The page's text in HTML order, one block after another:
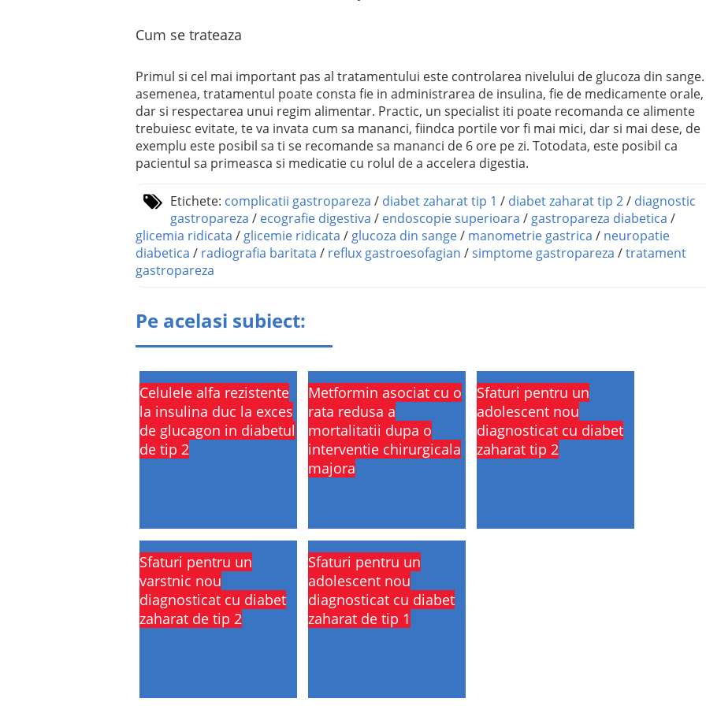
Cum se trateaza
Primul si cel mai important pas al tratamentului este controlarea nivelului de glucoza din
asemenea, tratamentul poate consta fie in administrarea de insulina, fie de medicamente orale,
dar si respectarea unui regim alimentar. Practic, un specialist iti poate recomanda ce alimente
trebuiesc evitate, te va invata cum sa mananci, fiindca portile vor fi mai mici, dar si mai dese, de
exemplu este posibil sa ti se recomande sa mananci de 6 ore pe zi. Totodata, este posibil ca
pacientul sa primeasca si medicatie cu rolul de a accelera digestia.
Etichete: complicatii gastropareza / diabet zaharat tip 1 / diabet zaharat tip 2/ diagnostic
gastropareza / ecografie digestiva / endoscopie superioara / gastropareza diabetica /
glicemia ridicata / glicemie ridicata / glucoza din sange/ manometrie gastrica / neuropatie
diabetica / radiografia baritata / reflux gastroesofagian /simptome gastropareza /tratament
gastropareza
Pe acelasi subiect:
Celulele alfa rezistente
la insulina duc la exces
de glucagon in diabetul
de tip 2
Metformin asociat cu o
rata redusa a
mortalitatii dupa o
interventie chirurgicala
majora
Sfaturi pentru un
adolescent nou
diagnosticat cu diabet
zaharat tip 2
Sfaturi pentru un
varstnic nou
diagnosticat cu diabet
zaharat de tip 2
Sfaturi pentru un
adolescent nou
diagnosticat cu diabet
zaharat de tip 1